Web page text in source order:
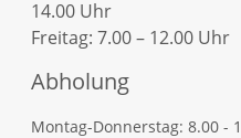
14.00 Uhr
Freitag: 7.00 – 12.00 Uhr
Abholung
Montag-Donnerstag: 8.00 -